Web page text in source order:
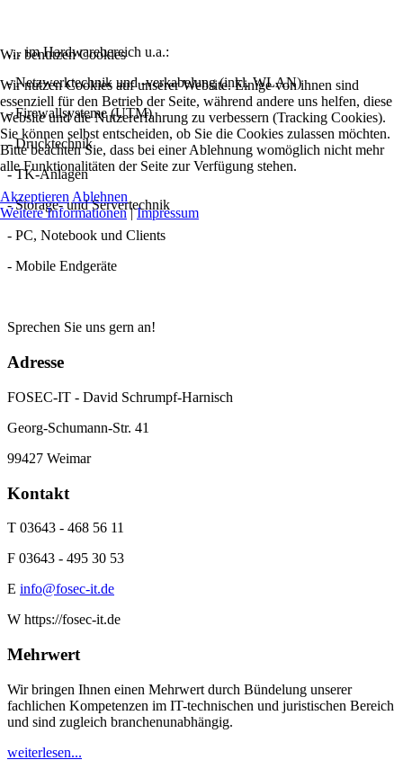
… im Hardwarebereich u.a.:
- Netzwerktechnik und -verkabelung (inkl. WLAN)
- Firewallsysteme (UTM)
- Drucktechnik
- TK-Anlagen
- Storage- und Servertechnik
- PC, Notebook und Clients
- Mobile Endgeräte
Sprechen Sie uns gern an!
Adresse
FOSEC-IT - David Schrumpf-Harnisch
Georg-Schumann-Str. 41
99427 Weimar
Kontakt
T 03643 - 468 56 11
F 03643 - 495 30 53
E info@fosec-it.de
W https://fosec-it.de
Mehrwert
Wir bringen Ihnen einen Mehrwert durch Bündelung unserer
fachlichen Kompetenzen im IT-technischen und juristischen Bereich
und sind zugleich branchenunabhängig.
weiterlesen...
Wir benutzen Cookies
Wir nutzen Cookies auf unserer Website. Einige von ihnen sind
essenziell für den Betrieb der Seite, während andere uns helfen, diese
Website und die Nutzererfahrung zu verbessern (Tracking Cookies).
Sie können selbst entscheiden, ob Sie die Cookies zulassen möchten.
Bitte beachten Sie, dass bei einer Ablehnung womöglich nicht mehr
alle Funktionalitäten der Seite zur Verfügung stehen.
Akzeptieren Ablehnen
Weitere Informationen|Impressum